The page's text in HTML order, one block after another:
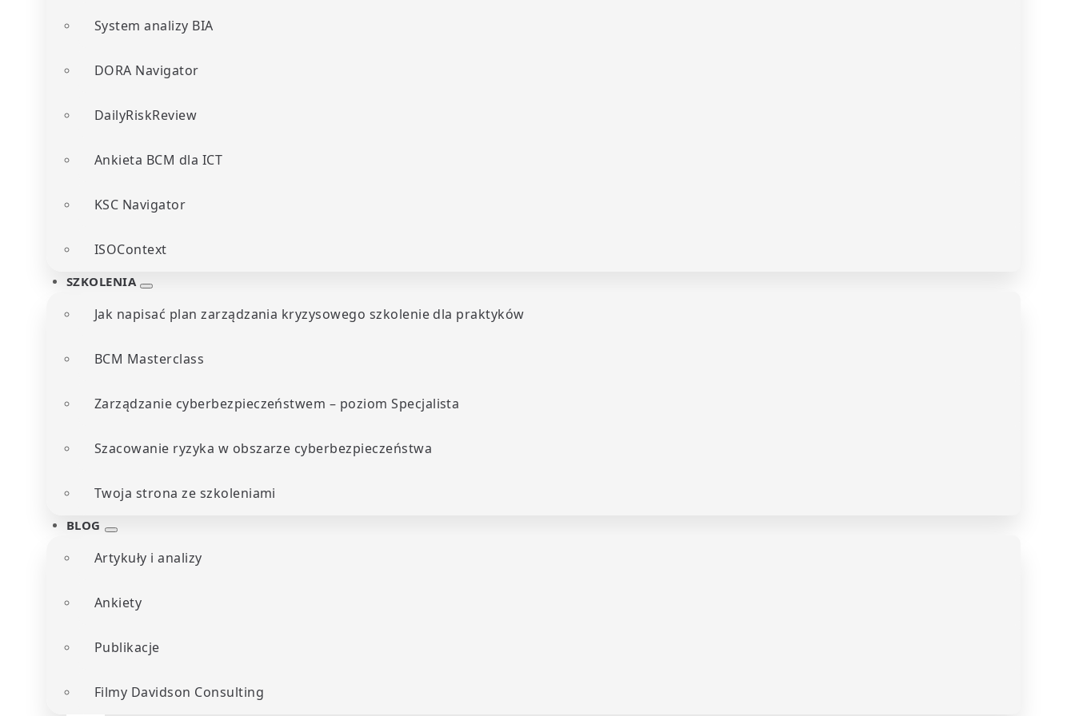
System analizy BIA
DORA Navigator
DailyRiskReview
Ankieta BCM dla ICT
KSC Navigator
ISOContext
SZKOLENIA
Jak napisać plan zarządzania kryzysowego szkolenie dla praktyków
BCM Masterclass
Zarządzanie cyberbezpieczeństwem – poziom Specjalista
Szacowanie ryzyka w obszarze cyberbezpieczeństwa
Twoja strona ze szkoleniami
BLOG
Artykuły i analizy
Ankiety
Publikacje
Filmy Davidson Consulting